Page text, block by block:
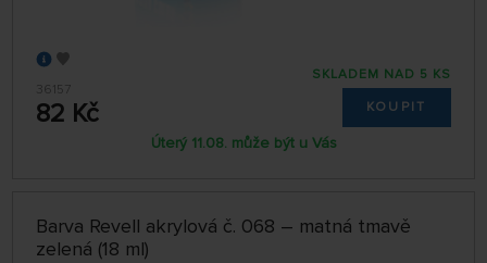
36157
82 Kč
SKLADEM NAD 5 KS
KOUPIT
Úterý 11.08. může být u Vás
Barva Revell akrylová č. 068 – matná tmavě
zelená (18 ml)